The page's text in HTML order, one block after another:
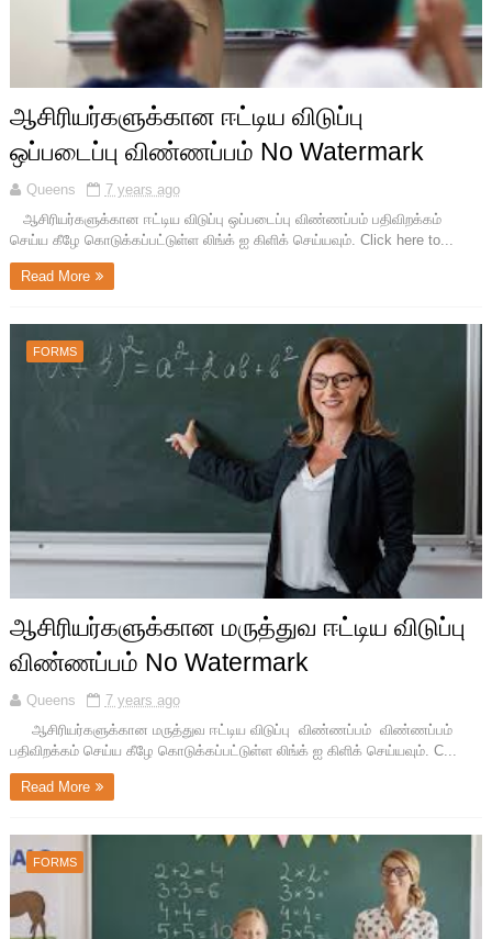
ஆசிரியர்களுக்கான ஈட்டிய விடுப்பு
ஒப்படைப்பு விண்ணப்பம் No Watermark
Queens
7 years ago
ஆசிரியர்களுக்கான ஈட்டிய விடுப்பு ஒப்படைப்பு விண்ணப்பம் பதிவிறக்கம்
செய்ய கீழே கொடுக்கப்பட்டுள்ள லிங்க் ஐ கிளிக் செய்யவும். Click here to...
Read More
FORMS
ஆசிரியர்களுக்கான மருத்துவ ஈட்டிய விடுப்பு
விண்ணப்பம் No Watermark
Queens
7 years ago
ஆசிரியர்களுக்கான மருத்துவ ஈட்டிய விடுப்பு விண்ணப்பம் விண்ணப்பம்
பதிவிறக்கம் செய்ய கீழே கொடுக்கப்பட்டுள்ள லிங்க் ஐ கிளிக் செய்யவும். C...
Read More
FORMS